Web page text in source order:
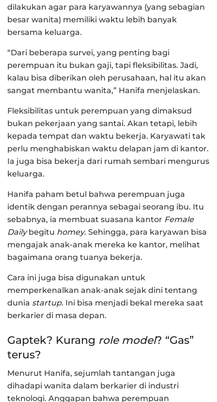
dilakukan agar para karyawannya (yang sebagian
besar wanita) memiliki waktu lebih banyak
bersama keluarga.
“Dari beberapa survei, yang penting bagi
perempuan itu bukan gaji, tapi fleksibilitas. Jadi,
kalau bisa diberikan oleh perusahaan, hal itu akan
sangat membantu wanita,” Hanifa menjelaskan.
Fleksibilitas untuk perempuan yang dimaksud
bukan pekerjaan yang santai. Akan tetapi, lebih
kepada tempat dan waktu bekerja. Karyawati tak
perlu menghabiskan waktu delapan jam di kantor.
Ia juga bisa bekerja dari rumah sembari mengurus
keluarga.
Hanifa paham betul bahwa perempuan juga
identik dengan perannya sebagai seorang ibu. Itu
sebabnya, ia membuat suasana kantor Female
Dailybegitu homey. Sehingga, para karyawan bisa
mengajak anak-anak mereka ke kantor, melihat
bagaimana orang tuanya bekerja.
Cara ini juga bisa digunakan untuk
memperkenalkan anak-anak sejak dini tentang
dunia startup. Ini bisa menjadi bekal mereka saat
berkarier di masa depan.
Gaptek? Kurang role model? “Gas”
terus?
Menurut Hanifa, sejumlah tantangan juga
dihadapi wanita dalam berkarier di industri
teknologi. Anggapan bahwa perempuan